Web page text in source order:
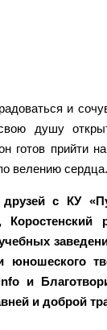
и
душу
готов прийти
велению сердца.
с КУ
юношеского
и
и доброй